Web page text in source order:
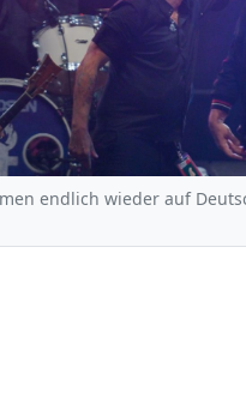
endlich wieder auf